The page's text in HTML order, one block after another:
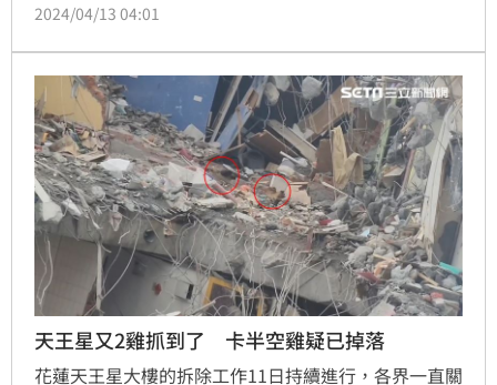
分就是一度被傳出可能遭水泥塊砸落身亡的康老師愛
乎在對外界報平安。最新消息顯示，橘貓已被捕獲，目
前已送往動物醫院，詳情仍待進一步了解。
2024/04/13 04:01
天王星又2雞抓到了 卡半空雞疑已掉落
花蓮天王星大樓的拆除工作11日持續進行，各界一直關